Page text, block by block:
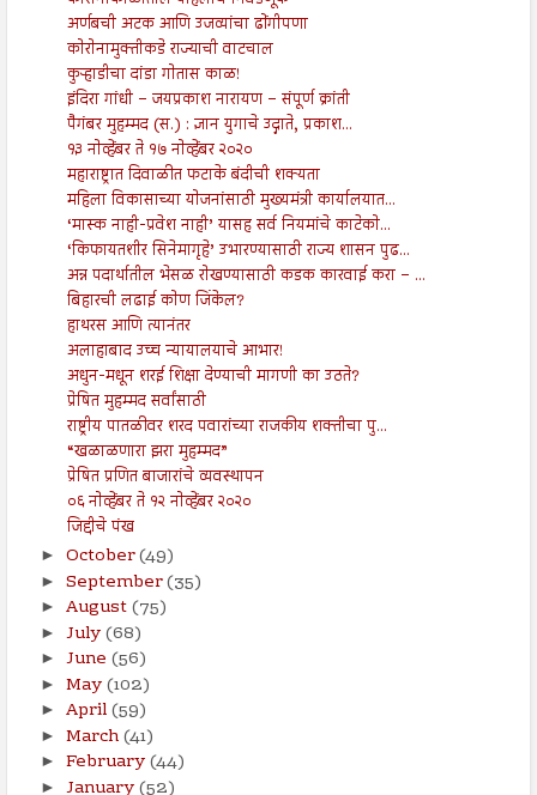
अर्णबची अटक आणि उजव्यांचा ढोंगीपणा
कोरोनामुक्तीकडे राज्याची वाटचाल
कुऱ्हाडीचा दांडा गोतास काळ!
इंदिरा गांधी – जयप्रकाश नारायण – संपूर्ण क्रांती
पैगंबर मुहम्मद (स.) : ज्ञान युगाचे उद्गाते, प्रकाश...
१३ नोव्हेंबर ते १७ नोव्हेंबर २०२०
महाराष्ट्रात दिवाळीत फटाके बंदीची शक्यता
महिला विकासाच्या योजनांसाठी मुख्यमंत्री कार्यालयात...
‘मास्क नाही-प्रवेश नाही’ यासह सर्व नियमांचे काटेको...
‘किफायतशीर सिनेमागृहे’ उभारण्यासाठी राज्य शासन पुढ...
अन्न पदार्थातील भेसळ रोखण्यासाठी कडक कारवाई करा – ...
बिहारची लढाई कोण जिंकेल?
हाथरस आणि त्यानंतर
अलाहाबाद उच्च न्यायालयाचे आभार!
अधुन-मधून शरई शिक्षा देण्याची मागणी का उठते?
प्रेषित मुहम्मद सर्वांसाठी
राष्ट्रीय पातळीवर शरद पवारांच्या राजकीय शक्तीचा पु...
“खळाळणारा झरा मुहम्मद”
प्रेषित प्रणित बाजारांचे व्यवस्थापन
०६ नोव्हेंबर ते १२ नोव्हेंबर २०२०
जिद्दीचे पंख
► October(49)
► September(35)
► August(75)
► July(68)
► June (56)
► May(102)
► April(59)
► March(41)
► February(44)
► January(52)